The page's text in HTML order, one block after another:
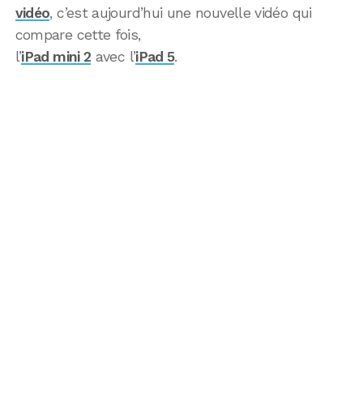
vidéo, c’est aujourd’hui une nouvelle vidéo qui
compare cette fois,
l’iPad mini 2 avec l’iPad 5.